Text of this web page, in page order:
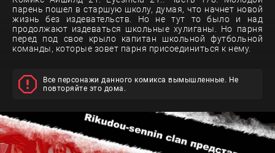
парень пошел в старшую школу, думая, что начнет новой
жизнь без издевательств. Но не тут то было и над
продолжают издеваться школьные хулиганы. Но парня
перед под свое крыло капитан школьной футбольной
команды, которые зовет парня присоединиться к нему.
Все персонажи данного комикса вымышленные. Не
повторяйте это дома.